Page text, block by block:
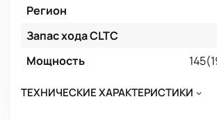
Регион
Запас хода CLTC
Мощность
ТЕХНИЧЕСКИЕ ХАРАКТЕРИСТИКИ